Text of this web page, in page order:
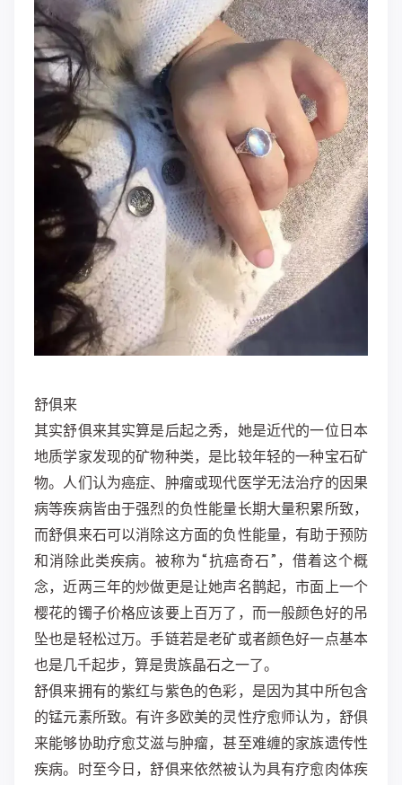
舒俱来
其实舒俱来其实算是后起之秀，她是近代的一位日本
地质学家发现的矿物种类，是比较年轻的一种宝石矿
物。人们认为癌症、肿瘤或现代医学无法治疗的因果
病等疾病皆由于强烈的负性能量长期大量积累所致，
而舒俱来石可以消除这方面的负性能量，有助于预防
和消除此类疾病。被称为“抗癌奇石”，借着这个概
念，近两三年的炒做更是让她声名鹊起，市面上一个
樱花的镯子价格应该要上百万了，而一般颜色好的吊
坠也是轻松过万。手链若是老矿或者颜色好一点基本
也是几千起步，算是贵族晶石之一了。
舒俱来拥有的紫红与紫色的色彩，是因为其中所包含
的锰元素所致。有许多欧美的灵性疗愈师认为，舒俱
来能够协助疗愈艾滋与肿瘤，甚至难缠的家族遗传性
疾病。
时至今日，舒俱来依然被认为具有疗愈肉体疾